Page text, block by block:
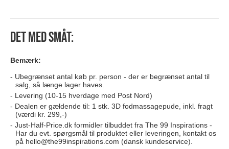
Det med småt:
Bemærk:
Ubegrænset antal køb pr. person - der er begrænset antal til
salg, så længe lager haves.
Levering (10-15 hverdage med Post Nord)
Dealen er gældende til: 1 stk. 3D fodmassagepude, inkl. fragt
(værdi kr. 299,-)
Just-Half-Price.dk formidler tilbuddet fra The 99 Inspirations -
Har du evt. spørgsmål til produktet eller leveringen, kontakt os
på hello@the99inspirations.com (dansk kundeservice).